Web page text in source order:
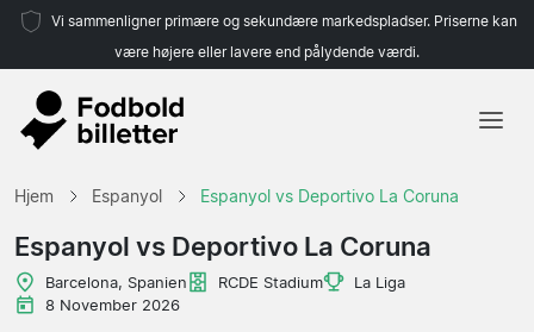
Vi sammenligner primære og sekundære markedspladser. Priserne kan
være højere eller lavere end pålydende værdi.
Hjem Espanyol Espanyol vs Deportivo La Coruna
Espanyol vs Deportivo La Coruna
Barcelona, Spanien RCDE Stadium
La Liga
8 November 2026